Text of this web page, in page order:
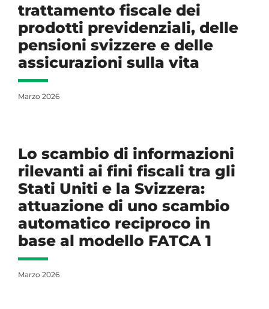
trattamento fiscale dei
prodotti previdenziali, delle
pensioni svizzere e delle
assicurazioni sulla vita
Marzo 2026
Lo scambio di informazioni
rilevanti ai fini fiscali tra gli
Stati Uniti e la Svizzera:
attuazione di uno scambio
automatico reciproco in
base al modello FATCA 1
Marzo 2026